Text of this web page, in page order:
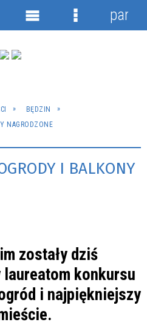
BĘDZIN
NAGRODZONE
I BALKONY
zostały dziś
konkursu
i najpiękniejszy
Menu
Menu
panel